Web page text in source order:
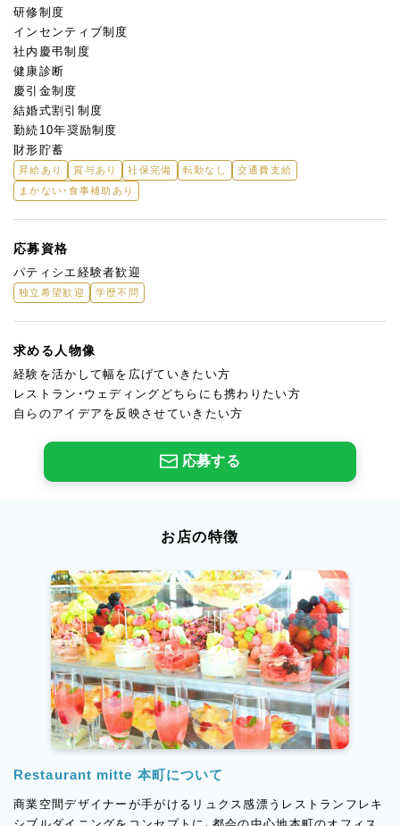
研修制度
インセンティブ制度
社内慶弔制度
健康診断
慶引金制度
結婚式割引制度
勤続10年奨励制度
財形貯蓄
昇給あり 賞与あり 社保完備 転勤なし
交通費支給
まかない・食事補助あり
応募資格
パティシエ経験者歓迎
独立希望歓迎 学歴不問
求める人物像
経験を活かして幅を広げていきたい方
レストラン・ウェディングどちらにも携わりたい方
自らのアイデアを反映させていきたい方
応募する
お店の特徴
Restaurant mitte 本町について
商業空間デザイナーが手がけるリュクス感漂うレストランフレキ